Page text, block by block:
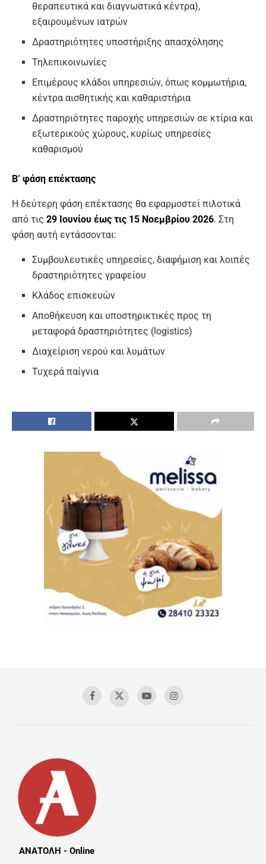
θεραπευτικά και διαγνωστικά κέντρα),
εξαιρουμένων ιατρών
Δραστηριότητες υποστήριξης απασχόλησης
Τηλεπικοινωνίες
Επιμέρους κλάδοι υπηρεσιών, όπως κομμωτήρια,
κέντρα αισθητικής και καθαριστήρια
Δραστηριότητες παροχής υπηρεσιών σε κτίρια και
εξωτερικούς χώρους, κυρίως υπηρεσίες
καθαρισμού
Β’ φάση επέκτασης
Η δεύτερη φάση επέκτασης θα εφαρμοστεί πιλοτικά
από τις 29 Ιουνίου έως τις 15 Νοεμβρίου 2026. Στη
φάση αυτή εντάσσονται:
Συμβουλευτικές υπηρεσίες, διαφήμιση και λοιπές
δραστηριότητες γραφείου
Κλάδος επισκευών
Αποθήκευση και υποστηρικτικές προς τη
μεταφορά δραστηριότητες (logistics)
Διαχείριση νερού και λυμάτων
Τυχερά παίγνια
ΑΝΑΤΟΛΗ - Online